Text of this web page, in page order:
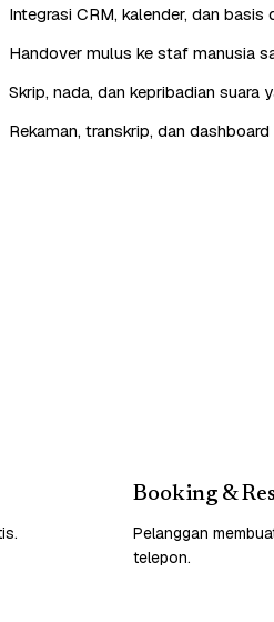
Integrasi CRM, kalender, dan
Handover mulus ke staf manusia
Skrip, nada, dan kepribadian suara
Rekaman, transkrip, dan
Booking &
Pelanggan
telepon.